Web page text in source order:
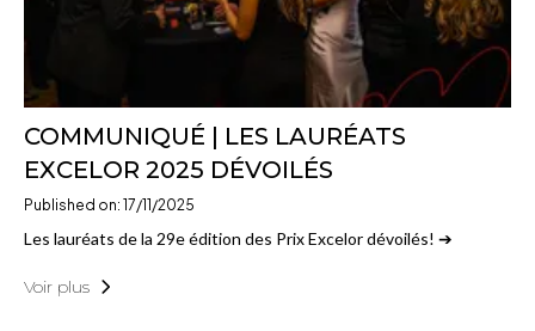
COMMUNIQUÉ | LES LAURÉATS
EXCELOR 2025 DÉVOILÉS
Published on: 17/11/2025
Les lauréats de la 29e édition des Prix Excelor dévoilés! ➔
Voir plus